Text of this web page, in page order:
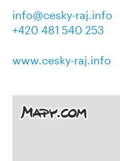
info@cesky-raj.info
+420 481 540 253
www.cesky-raj.info